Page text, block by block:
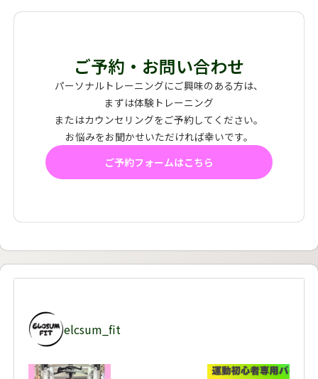
ご予約・お問い合わせ
パーソナルトレーニングにご興味のある方は、
まずは体験トレーニング
またはカウンセリングをご予約してください。
お悩みをお聞かせいただければ幸いです。
ご予約フォームはこちら
elcsum_fit